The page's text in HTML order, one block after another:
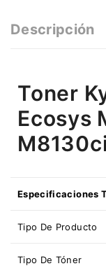
Descripción
Toner
Ecosys
Especificaciones
Tipo De Producto
Tipo De Tóner